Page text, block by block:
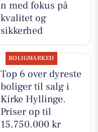
n med fokus på
kvalitet og
sikkerhed
BOLIGMARKED
Top 6 over dyreste
boliger til salg i
Kirke Hyllinge.
Priser op til
15.750.000 kr